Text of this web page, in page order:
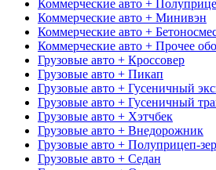
Коммерческие авто +
Коммерческие авто + Минивэн
Коммерческие авто +
Коммерческие авто + Прочее
Грузовые авто + Кроссовер
Грузовые авто + Пикап
Грузовые авто + Гусеничный
Грузовые авто + Гусеничный
Грузовые авто + Хэтчбек
Грузовые авто + Внедорожник
Грузовые авто + Полуприцеп-
Грузовые авто + Седан